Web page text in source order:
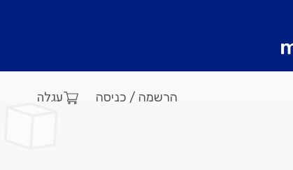
הרשמה / כניסה עגלה